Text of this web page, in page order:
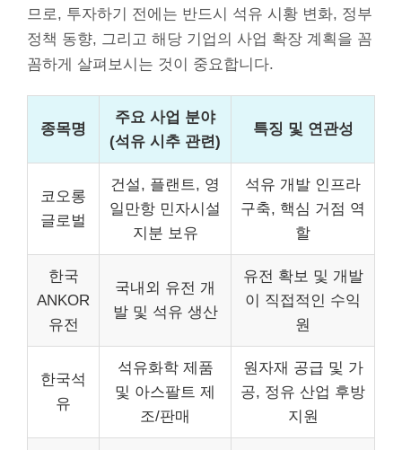
므로, 투자하기 전에는 반드시 석유 시황 변화, 정부
정책 동향, 그리고 해당 기업의 사업 확장 계획을 꼼
꼼하게 살펴보시는 것이 중요합니다.
종목명
주요 사업 분야
(석유 시추 관련)
특징 및 연관성
코오롱
글로벌
건설, 플랜트, 영
일만항 민자시설
지분 보유
석유 개발 인프라
구축, 핵심 거점 역
할
한국
ANKOR
유전
국내외 유전 개
발 및 석유 생산
유전 확보 및 개발
이 직접적인 수익
원
한국석
유
석유화학 제품
및 아스팔트 제
조/판매
원자재 공급 및 가
공, 정유 산업 후방
지원